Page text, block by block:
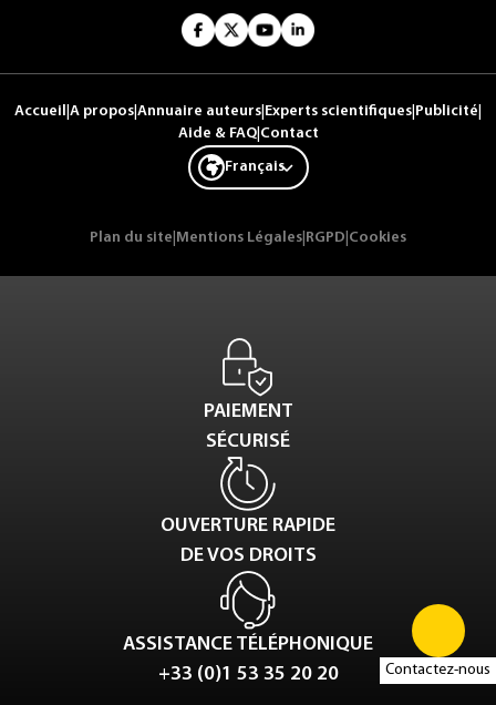
Contactez-nous
Accueil A propos Annuaire auteurs Experts scientifiques Publicité
Aide & FAQ| Contact
Français
Plan du site Mentions Légales RGPD Cookies
PAIEMENT
SÉCURISÉ
OUVERTURE RAPIDE
DE VOS DROITS
ASSISTANCE TÉLÉPHONIQUE
+33 (0)1 53 35 20 20